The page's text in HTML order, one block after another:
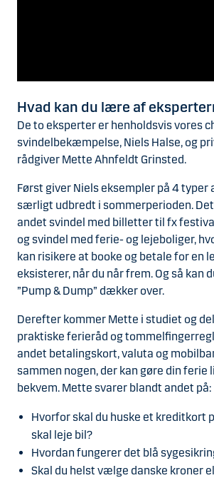
Hvad kan du lære af
De to eksperter er henholdsvis vores
svindelbekæmpelse, Niels Halse, og
rådgiver Mette Ahnfeldt Grinsted.
Først giver Niels eksempler på 4 typer
særligt udbredt i sommerperioden.
andet svindel med billetter til fx
og svindel med ferie- og lejeboliger,
kan risikere at booke og betale for en
eksisterer, når du når frem. Og så kan
”Pump & Dump” dækker over.
Derefter kommer Mette i studiet og
praktiske ferieråd og
andet betalingskort, valuta og
sammen nogen, der kan gøre din ferie
bekvem. Mette svarer blandt andet på:
Hvorfor skal du huske et kreditkort
skal leje bil?
Hvordan fungerer det blå
Skal du helst vælge danske kroner